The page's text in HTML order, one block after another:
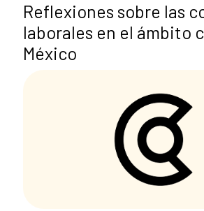
Reflexiones sobre las
laborales en el ámbito
México